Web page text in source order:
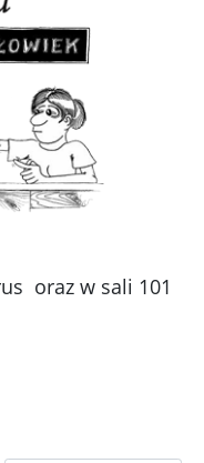
oraz w sali 101